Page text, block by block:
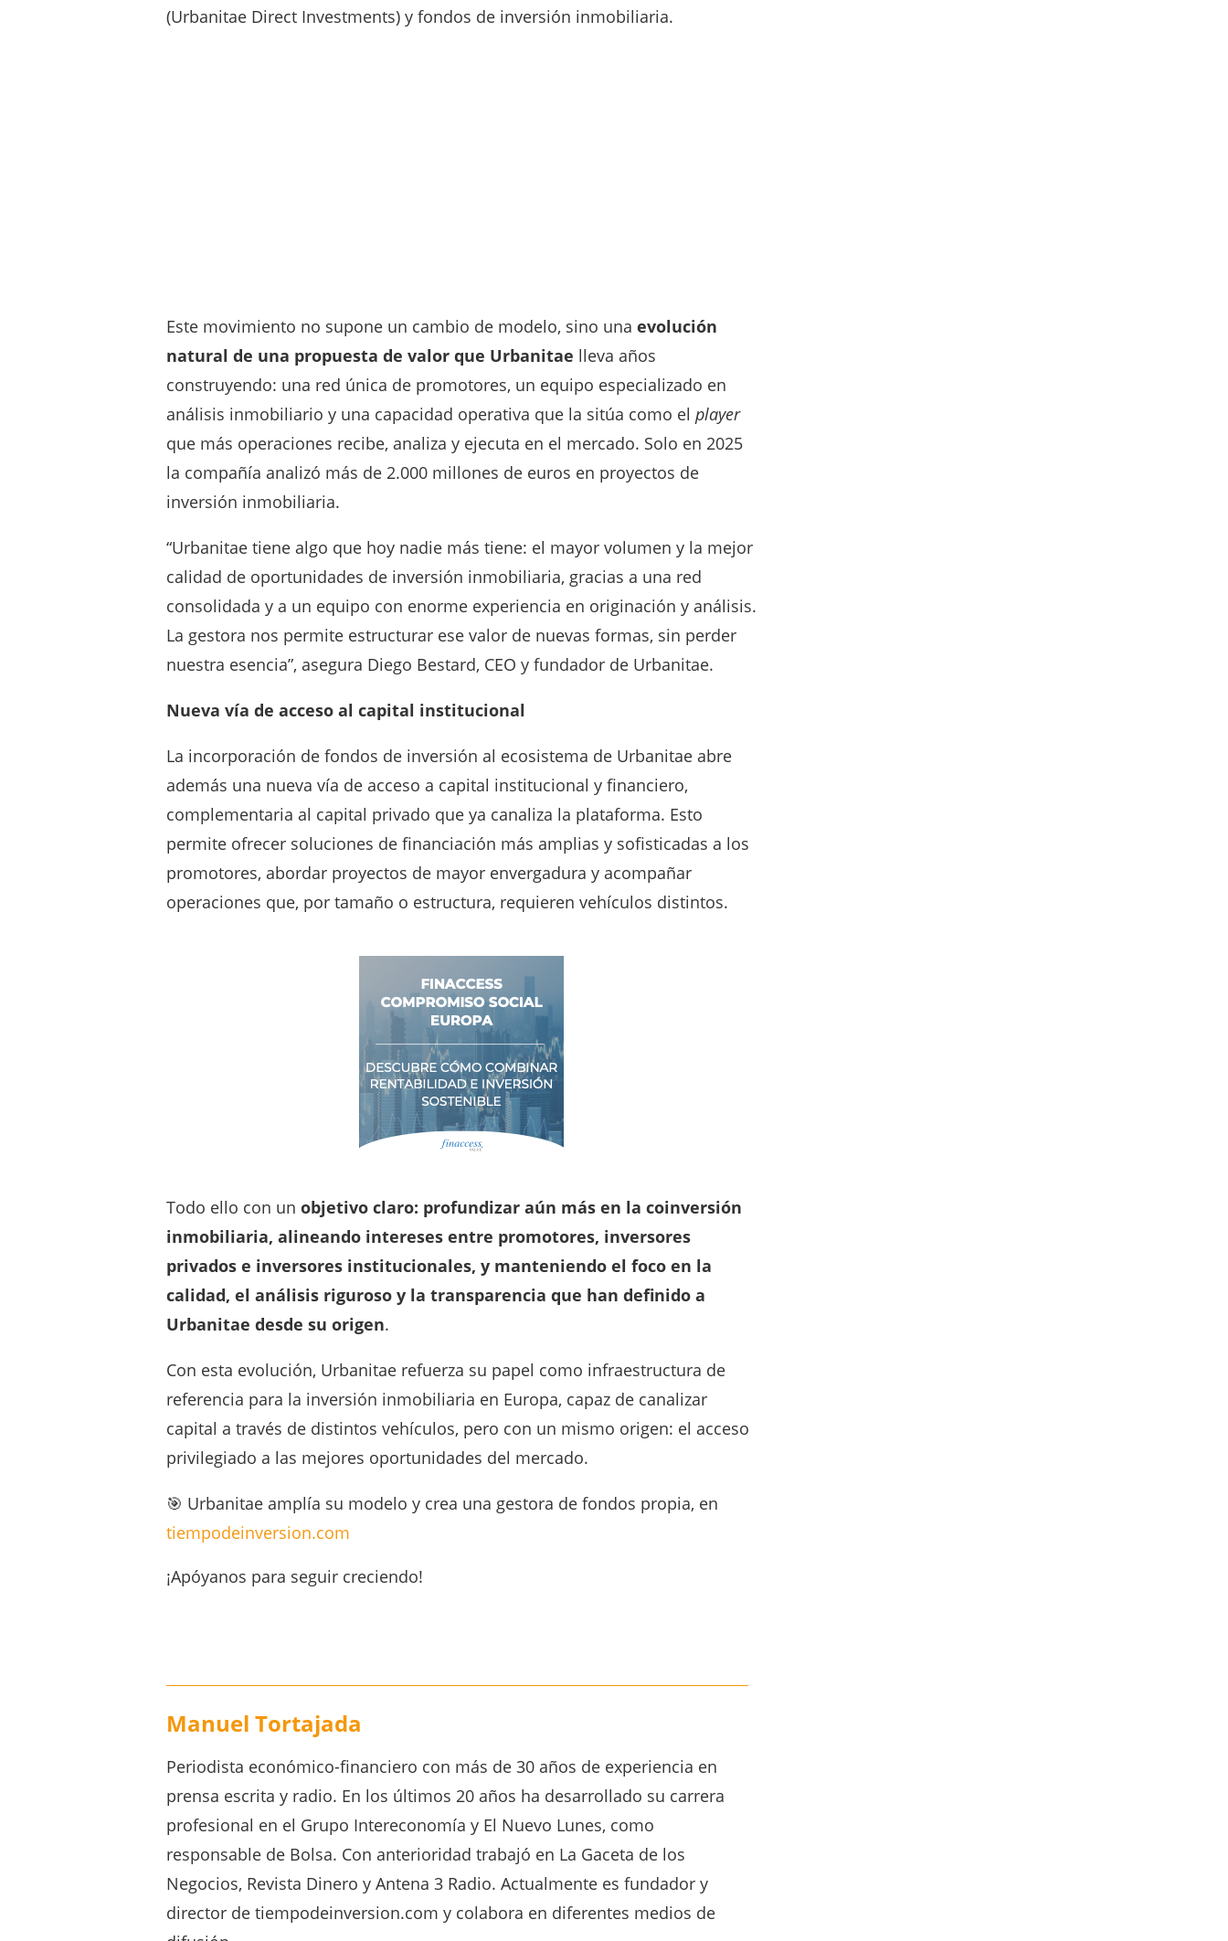
(Urbanitae Direct Investments) y fondos de inversión inmobiliaria.
“Urbanitae tiene algo que hoy nadie más tiene: el mayor volumen y la mejor
calidad de oportunidades de inversión inmobiliaria, gracias a una red
consolidada y a un equipo con enorme experiencia en originación y análisis.
La gestora nos permite estructurar ese valor de nuevas formas, sin perder
nuestra esencia”, asegura Diego Bestard, CEO y fundador de Urbanitae.
Nueva vía de acceso al capital institucional
La incorporación de fondos de inversión al ecosistema de Urbanitae abre
además una nueva vía de acceso a capital institucional y financiero,
complementaria al capital privado que ya canaliza la plataforma. Esto
permite ofrecer soluciones de financiación más amplias y sofisticadas a los
promotores, abordar proyectos de mayor envergadura y acompañar
objetivo claro: profundizar aún más en la coinversión
inmobiliaria, alineando intereses entre promotores, inversores
privados e inversores institucionales, y manteniendo el foco en la
calidad, el análisis riguroso y la transparencia que han definido a
Urbanitae desde su origen
capital a través de distintos vehículos, pero con un mismo origen: el acceso
privilegiado a las mejores oportunidades del mercado.
🎯 Urbanitae amplía su modelo y crea una gestora de fondos propia, en
tiempodeinversion.com
¡Apóyanos para seguir creciendo!
Manuel Tortajada
prensa escrita y radio. En los últimos 20 años ha desarrollado su carrera
difusión.
0 COMENTARIOS
Enviar un comentario